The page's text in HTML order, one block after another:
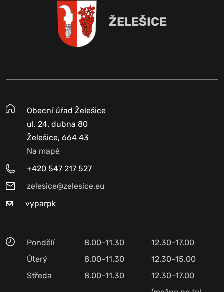
ŽELEŠICE
Obecní úřad Želešice
ul. 24. dubna 80
Želešice, 664 43
Na mapě
+420 547 217 527
zelesice@zelesice.eu
vyparpk
Pondělí 8.00–11.30
12.30–17.00
Úterý
8.00–11.30
12.30–15.00
Středa
8.00–11.30 12.30–17.00